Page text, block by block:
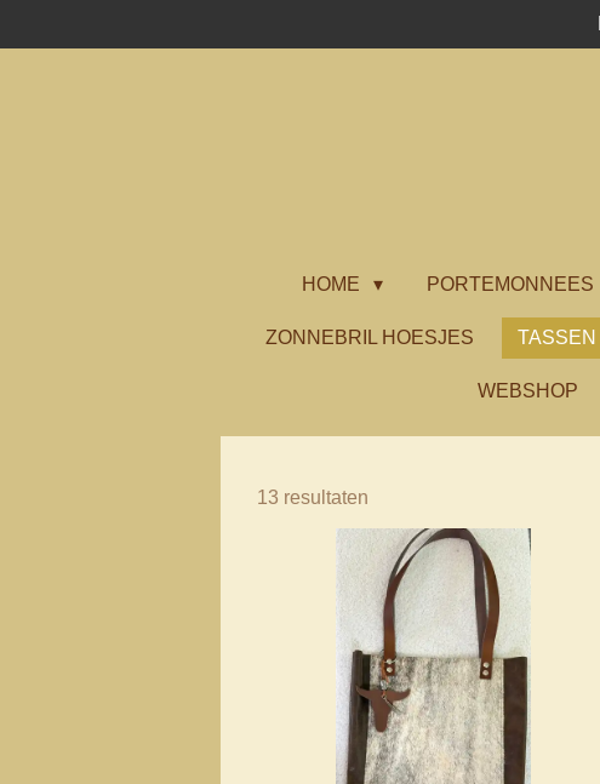
direct
HOME PORTEMONNEES
ZONNEBRIL HOESJES TASSEN
WEBSHOP
13 resultaten